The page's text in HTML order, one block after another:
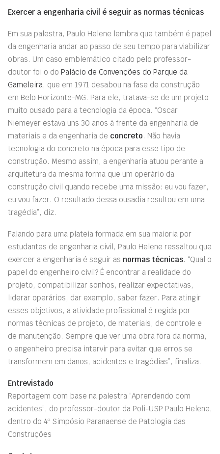
Exercer a engenharia civil é seguir as normas técnicas
Em sua palestra, Paulo Helene lembra que também é papel
da engenharia andar ao passo de seu tempo para viabilizar
obras. Um caso emblemático citado pelo professor-
doutor foi o do Palácio de Convenções do Parque da
Gameleira, que em 1971 desabou na fase de construção
em Belo Horizonte-MG. Para ele, tratava-se de um projeto
muito ousado para a tecnologia da época. “Oscar
Niemeyer estava uns 30 anos à frente da engenharia de
materiais e da engenharia de concreto. Não havia
tecnologia do concreto na época para esse tipo de
construção. Mesmo assim, a engenharia atuou perante a
arquitetura da mesma forma que um operário da
construção civil quando recebe uma missão: eu vou fazer,
eu vou fazer. O resultado dessa ousadia resultou em uma
tragédia”, diz.
Falando para uma plateia formada em sua maioria por
estudantes de engenharia civil, Paulo Helene ressaltou que
exercer a engenharia é seguir as normas técnicas. “Qual o
papel do engenheiro civil? É encontrar a realidade do
projeto, compatibilizar sonhos, realizar expectativas,
liderar operários, dar exemplo, saber fazer. Para atingir
esses objetivos, a atividade profissional é regida por
normas técnicas de projeto, de materiais, de controle e
de manutenção. Sempre que ver uma obra fora da norma,
o engenheiro precisa intervir para evitar que erros se
transformem em danos, acidentes e tragédias”, finaliza.
Entrevistado
Reportagem com base na palestra “Aprendendo com
acidentes”, do professor-doutor da Poli-USP Paulo Helene,
dentro do 4º Simpósio Paranaense de Patologia das
Construções